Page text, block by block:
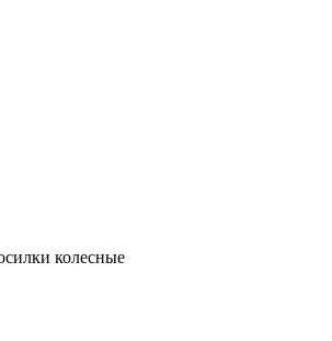
колесные